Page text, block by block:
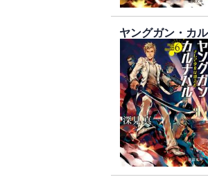
ヤングガン・カ